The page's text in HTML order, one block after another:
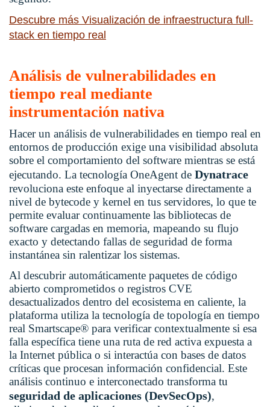
Descubre más Visualización de infraestructura full-
stack en tiempo real
Análisis de vulnerabilidades en
tiempo real mediante
instrumentación nativa
Hacer un análisis de vulnerabilidades en tiempo real en
entornos de producción exige una visibilidad absoluta
sobre el comportamiento del software mientras se está
ejecutando. La tecnología OneAgent de Dynatrace
revoluciona este enfoque al inyectarse directamente a
nivel de bytecode y kernel en tus servidores, lo que te
permite evaluar continuamente las bibliotecas de
software cargadas en memoria, mapeando su flujo
exacto y detectando fallas de seguridad de forma
instantánea sin ralentizar los sistemas.
Al descubrir automáticamente paquetes de código
abierto comprometidos o registros CVE
desactualizados dentro del ecosistema en caliente, la
plataforma utiliza la tecnología de topología en tiempo
real Smartscape® para verificar contextualmente si esa
falla específica tiene una ruta de red activa expuesta a
la Internet pública o si interactúa con bases de datos
críticas que procesan información confidencial. Este
análisis continuo e interconectado transforma tu
seguridad de aplicaciones (DevSecOps),